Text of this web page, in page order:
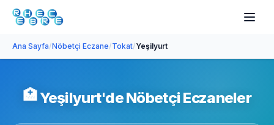
Ana Sayfa/Nöbetçi Eczane/Tokat/Yeşilyurt
🏥Yeşilyurt'de Nöbetçi Eczaneler